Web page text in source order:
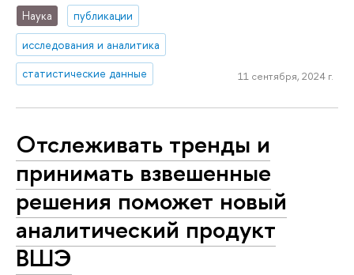
Наука
публикации
исследования и аналитика
статистические данные
11 сентября, 2024 г.
Отслеживать тренды и
принимать взвешенные
решения поможет новый
аналитический продукт
ВШЭ